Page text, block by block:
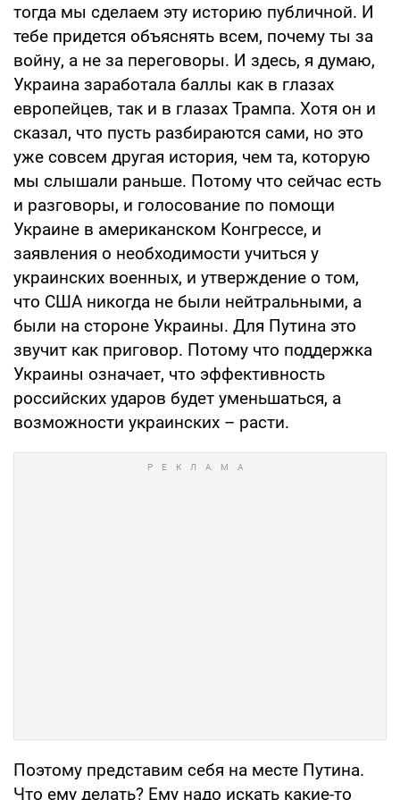
тогда мы сделаем эту историю публичной. И
тебе придется объяснять всем, почему ты за
войну, а не за переговоры. И здесь, я думаю,
Украина заработала баллы как в глазах
европейцев, так и в глазах Трампа. Хотя он и
сказал, что пусть разбираются сами, но это
уже совсем другая история, чем та, которую
мы слышали раньше. Потому что сейчас есть
и разговоры, и голосование по помощи
Украине в американском Конгрессе, и
заявления о необходимости учиться у
украинских военных, и утверждение о том,
что США никогда не были нейтральными, а
были на стороне Украины. Для Путина это
звучит как приговор. Потому что поддержка
Украины означает, что эффективность
российских ударов будет уменьшаться, а
возможности украинских – расти.
Поэтому представим себя на месте Путина.
Что ему делать? Ему надо искать какие-то